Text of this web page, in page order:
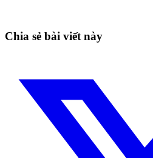
Chia sẻ bài viết này